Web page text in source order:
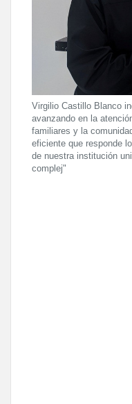
Virgilio Castillo Blanco
avanzando en la
familiares y la
eficiente que responde
de nuestra institución
complej"